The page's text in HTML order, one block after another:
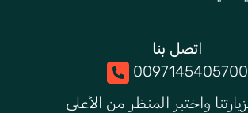
اتصل بنا
0097145405700